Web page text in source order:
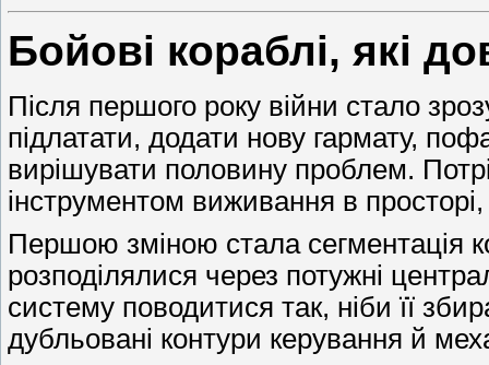
Бойові кораблі, які
Після першого року війни стало
підлатати, додати нову гармату,
вирішувати половину проблем.
інструментом виживання в
Першою зміною стала сегментація
розподілялися через потужні
систему поводитися так, ніби її
дубльовані контури керування й